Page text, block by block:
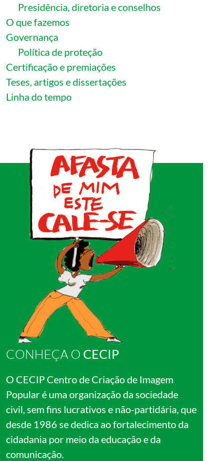
Presidência, diretoria e conselhos
O que fazemos
Governança
Política de proteção
Certificação e premiações
Teses, artigos e dissertações
Linha do tempo
CONHEÇA O CECIP
O CECIP Centro de Criação de Imagem
Popular é uma organização da sociedade
civil, sem fins lucrativos e não-partidária, que
desde 1986 se dedica ao fortalecimento da
cidadania por meio da educação e da
comunicação.